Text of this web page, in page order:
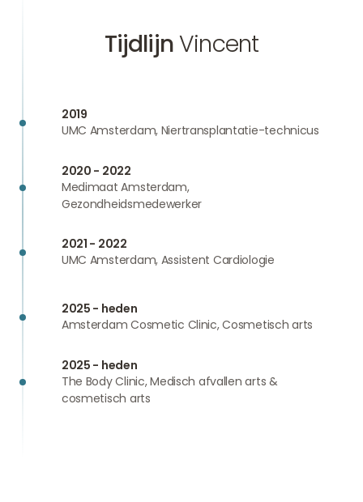
TijdlijnVincent
2019
UMC Amsterdam, Niertransplantatie-technicus
2020 - 2022
Medimaat Amsterdam,
Gezondheidsmedewerker
2021 - 2022
UMC Amsterdam, Assistent Cardiologie
2025 - heden
Amsterdam Cosmetic Clinic, Cosmetisch arts
2025 - heden
The Body Clinic, Medisch afvallen arts &
cosmetisch arts